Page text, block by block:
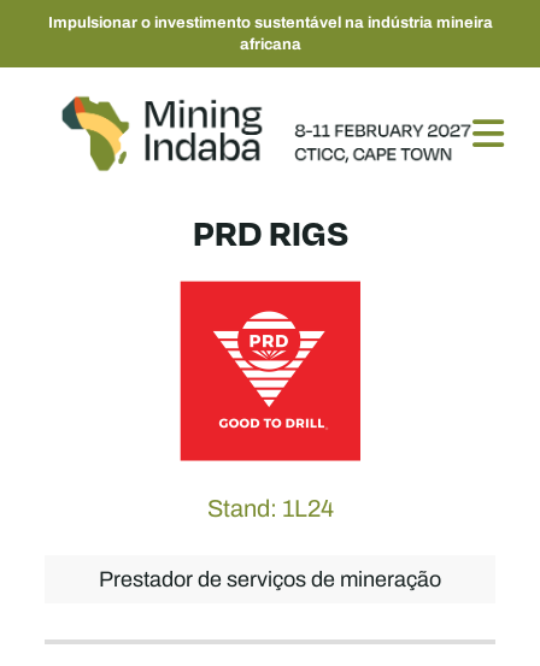
Impulsionar o investimento sustentável na indústria mineira
africana
PRD RIGS
Stand: 1L24
Prestador de serviços de mineração